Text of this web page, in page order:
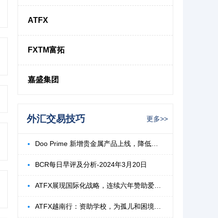
ATFX
FXTM富拓
嘉盛集团
外汇交易技巧 更多>>
BCR每日早评及分析-2024年3月20日